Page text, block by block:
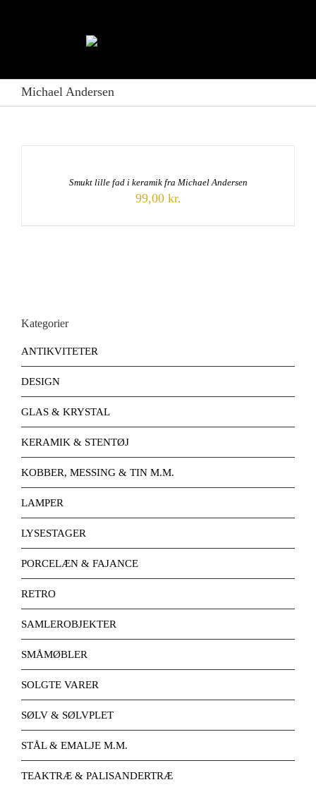
Michael Andersen
Smukt lille fad i keramik fra Michael Andersen
99,00 kr.
Kategorier
ANTIKVITETER
DESIGN
GLAS & KRYSTAL
KERAMIK & STENTØJ
KOBBER, MESSING & TIN M.M.
LAMPER
LYSESTAGER
PORCELÆN & FAJANCE
RETRO
SAMLEROBJEKTER
SMÅMØBLER
SOLGTE VARER
SØLV & SØLVPLET
STÅL & EMALJE M.M.
TEAKTRÆ & PALISANDERTRÆ